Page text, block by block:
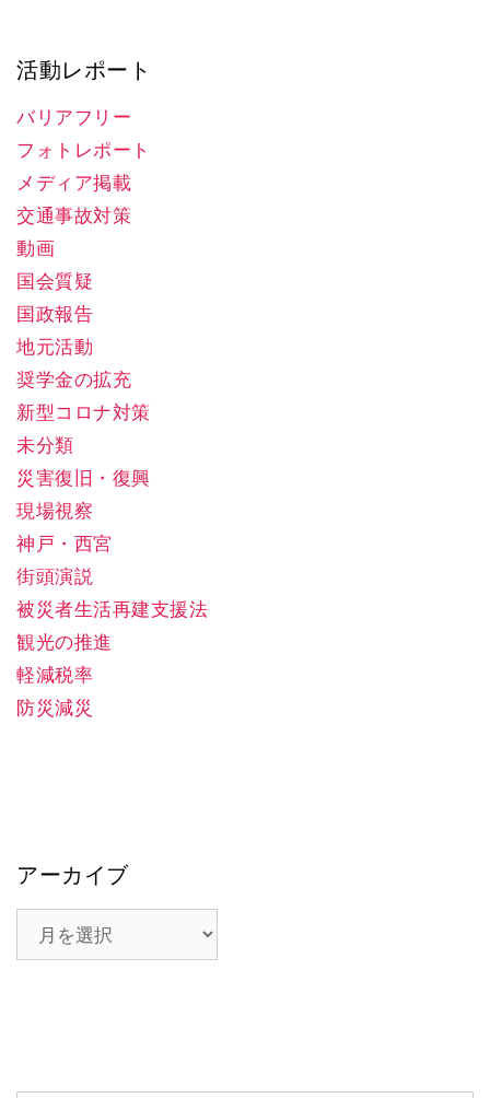
活動レポート
バリアフリー
フォトレポート
メディア掲載
交通事故対策
動画
国会質疑
国政報告
地元活動
奨学金の拡充
新型コロナ対策
未分類
災害復旧・復興
現場視察
神戸・西宮
街頭演説
被災者生活再建支援法
観光の推進
軽減税率
防災減災
アーカイブ